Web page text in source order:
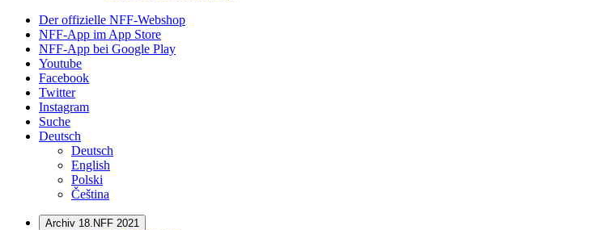
Der offizielle NFF-Webshop
NFF-App im App Store
NFF-App bei Google Play
Youtube
Facebook
Twitter
Instagram
Suche
Deutsch
Deutsch
English
Polski
Čeština
Archiv 18.NFF 2021